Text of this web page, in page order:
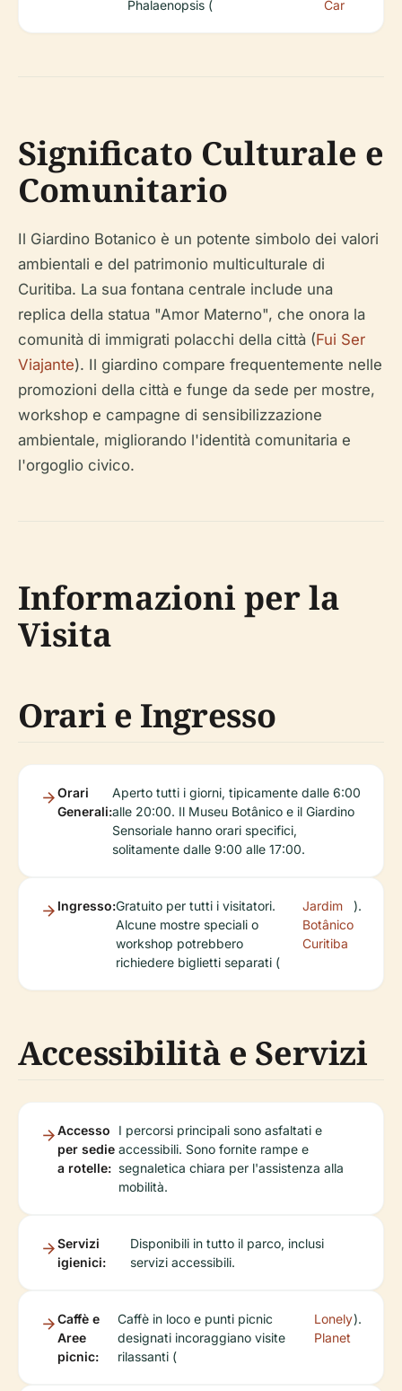
Phalaenopsis ( Car
Significato Culturale e
Comunitario
Il Giardino Botanico è un potente simbolo dei valori
ambientali e del patrimonio multiculturale di
Curitiba. La sua fontana centrale include una
replica della statua "Amor Materno", che onora la
comunità di immigrati polacchi della città (Fui Ser
Viajante). Il giardino compare frequentemente nelle
promozioni della città e funge da sede per mostre,
workshop e campagne di sensibilizzazione
ambientale, migliorando l'identità comunitaria e
l'orgoglio civico.
Informazioni per la
Visita
Orari e Ingresso
Orari
Generali:
Aperto tutti i giorni, tipicamente dalle 6:00
alle 20:00. Il Museu Botânico e il Giardino
Sensoriale hanno orari specifici,
solitamente dalle 9:00 alle 17:00.
Ingresso:Gratuito per tutti i visitatori.
Alcune mostre speciali o
workshop potrebbero
richiedere biglietti separati (
Jardim
Botânico
Curitiba
).
Accessibilità e Servizi
Accesso
per sedie
a rotelle:
I percorsi principali sono asfaltati e
accessibili. Sono fornite rampe e
segnaletica chiara per l'assistenza alla
mobilità.
Servizi
igienici:
Disponibili in tutto il parco, inclusi
servizi accessibili.
Caffè e
Aree
picnic:
Caffè in loco e punti picnic
designati incoraggiano visite
rilassanti (
Lonely
Planet
).